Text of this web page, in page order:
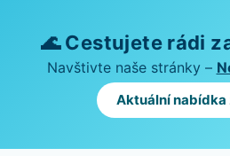
🌊 Cestujete rádi
Navštivte naše stránky –
Aktuální nabídka